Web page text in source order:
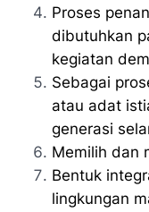
Proses
dibutuhkan
kegiatan
Sebagai
atau adat
generasi
Memilih dan
Bentuk
lingkungan